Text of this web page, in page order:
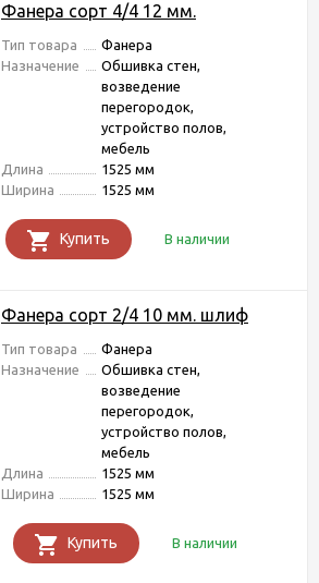
Фанера сорт 4/4 12 мм.
Тип товара
Фанера
Назначение
Обшивка стен,
возведение
перегородок,
устройство полов,
мебель
Длина
1525 мм
Ширина
1525 мм
Купить В наличии
Фанера сорт 2/4 10 мм. шлиф
Тип товара
Фанера
Назначение
Обшивка стен,
возведение
перегородок,
устройство полов,
мебель
Длина
1525 мм
Ширина
1525 мм
Купить В наличии